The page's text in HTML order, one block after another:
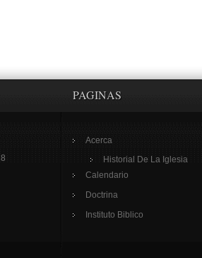
PAGINAS
Acerca
Historial De La Iglesia
Calendario
Doctrina
Instituto Biblico